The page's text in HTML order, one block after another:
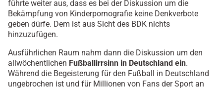
führte weiter aus, dass es bei der Diskussion um die
Bekämpfung von Kinderpornografie keine Denkverbote
geben dürfe. Dem ist aus Sicht des BDK nichts
hinzuzufügen.
Ausführlichen Raum nahm dann die Diskussion um den
allwöchentlichen Fußballirrsinn in Deutschland ein.
Während die Begeisterung für den Fußball in Deutschland
ungebrochen ist und für Millionen von Fans der Sport an